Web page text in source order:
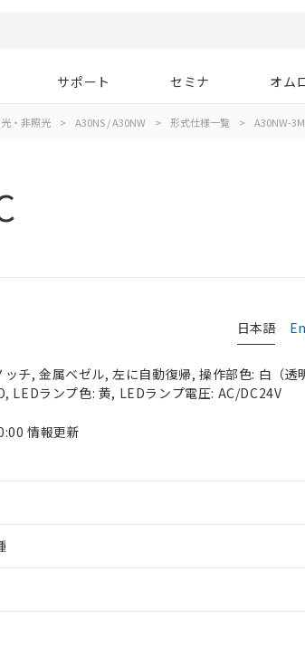
サポート セミナ オム
・非照光 > A30NS / A30NW > 形式仕様一覧 > A30NW-
日本語
チ, 金属ベゼル, 左に自動復帰, 操作部色: 白（透
LEDランプ色: 黄, LEDランプ電圧: AC/DC24V
情報更新